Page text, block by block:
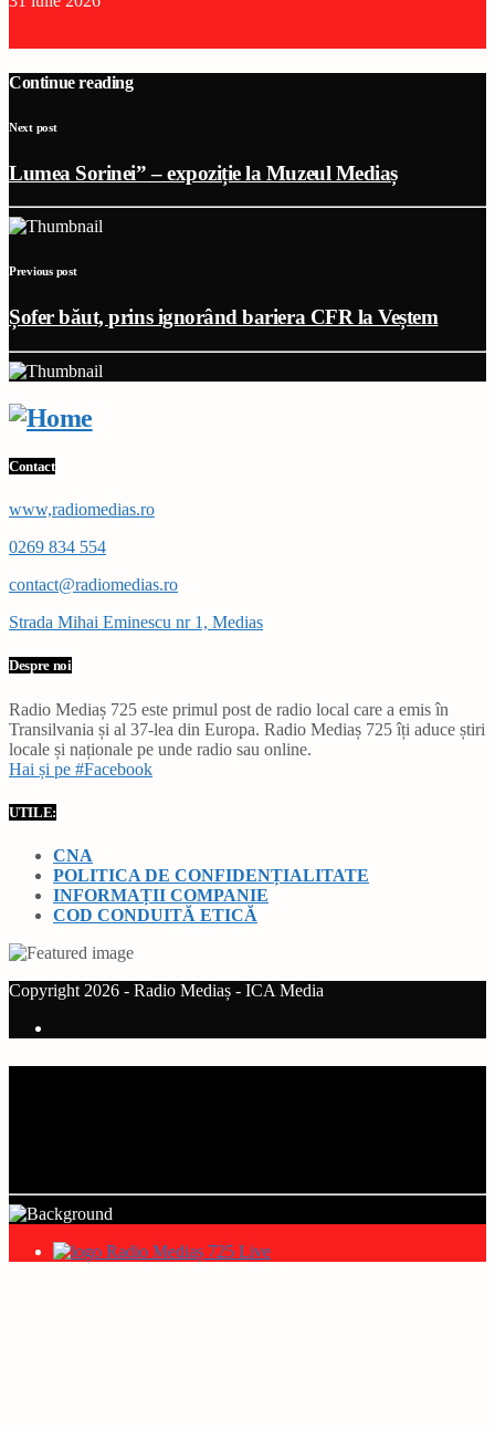
Continue reading
Next post
Lumea Sorinei” – expoziție la Muzeul Mediaș
Previous post
Șofer băut, prins ignorând bariera CFR la Veștem
Contact
www,radiomedias.ro
0269 834 554
contact@radiomedias.ro
Strada Mihai Eminescu nr 1, Medias
Despre noi
Radio Mediaș 725 este primul post de radio local care a emis în
Transilvania și al 37-lea din Europa. Radio Mediaș 725 îți aduce știri
locale și naționale pe unde radio sau online.
Hai și pe #Facebook
UTILE:
CNA
POLITICA DE CONFIDENȚIALITATE
INFORMAȚII COMPANIE
COD CONDUITĂ ETICĂ
Copyright 2026 - Radio Mediaș - ICA Media
Radio Mediaș 725 Live